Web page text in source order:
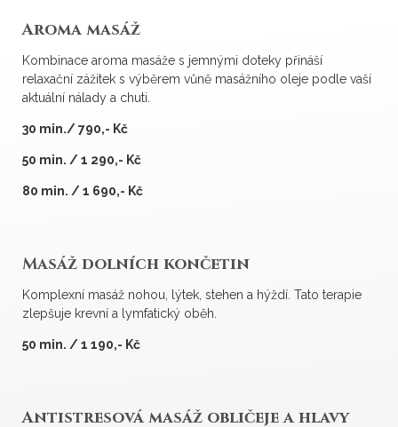
Aroma masáž
Kombinace aroma masáže s jemnými doteky přináší
relaxační zážitek s výběrem vůně masážního oleje podle vaší
aktuální nálady a chuti.
30 min./ 790,- Kč
50 min. / 1 290,- Kč
80 min. / 1 690,- Kč
Masáž dolních končetin
Komplexní masáž nohou, lýtek, stehen a hýždí. Tato terapie
zlepšuje krevní a lymfatický oběh.
50 min. / 1 190,- Kč
Antistresová masáž obličeje a hlavy